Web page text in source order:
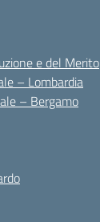
e del Merito
– Lombardia
– Bergamo